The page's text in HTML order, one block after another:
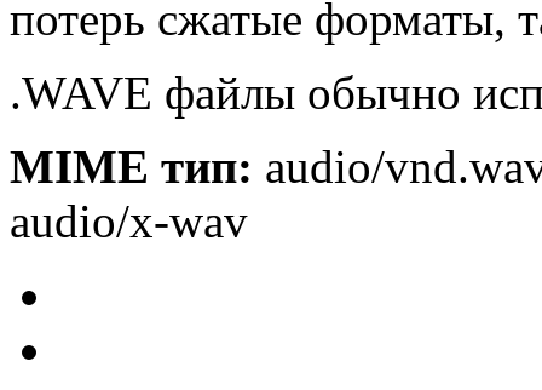
потерь сжатые форматы,
.WAVE файлы обычно
MIME тип: audio/
audio/x-wav